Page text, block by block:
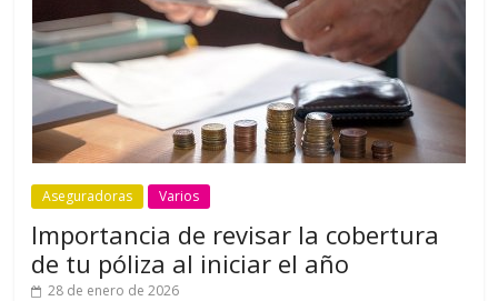
Aseguradoras Varios
Importancia de revisar la cobertura
de tu póliza al iniciar el año
28 de enero de 2026